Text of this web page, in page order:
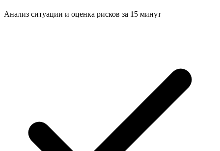
Анализ ситуации и оценка рисков за 15 минут